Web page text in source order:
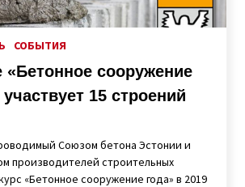
СОБЫТИЯ
«Бетонное сооружение
15 строений
Союзом бетона Эстонии и
производителей строительных
«Бетонное сооружение года» в 2019